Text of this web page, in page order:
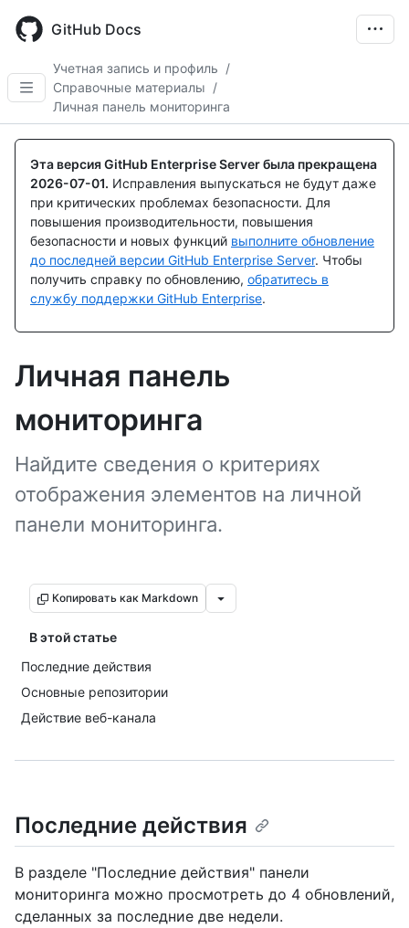
main
GitHub Docs
Учетная запись и профиль /
Справочные материалы /
Личная панель мониторинга
Эта версия GitHub Enterprise Server была прекращена
2026-07-01. Исправления выпускаться не будут даже
при критических проблемах безопасности. Для
повышения производительности, повышения
безопасности и новых функций выполните обновление
до последней версии GitHub Enterprise Server. Чтобы
получить справку по обновлению, обратитесь в
службу поддержки GitHub Enterprise.
Личная панель
мониторинга
Найдите сведения о критериях
отображения элементов на личной
панели мониторинга.
Копировать как Markdown
В этой статье
Последние действия
Основные репозитории
Действие веб-канала
Последние действия
В разделе "Последние действия" панели
мониторинга можно просмотреть до 4 обновлений,
сделанных за последние две недели.